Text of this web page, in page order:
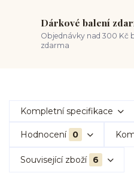
Dárkové balení
Objednávky nad 300 Kč
zdarma
Kompletní specifikace
Hodnocení 0
Související zboží 6